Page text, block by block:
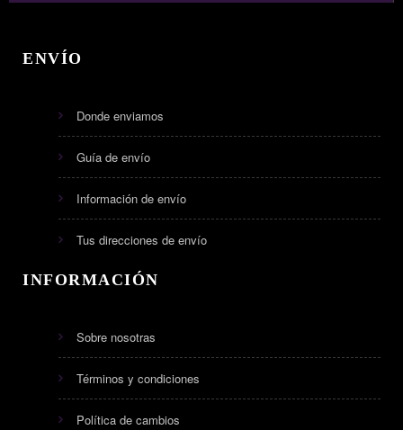
ENVÍO
Donde enviamos
Guía de envío
Información de envío
Tus direcciones de envío
INFORMACIÓN
Sobre nosotras
Términos y condiciones
Política de cambios